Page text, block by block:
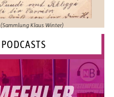
Klaus Winter)